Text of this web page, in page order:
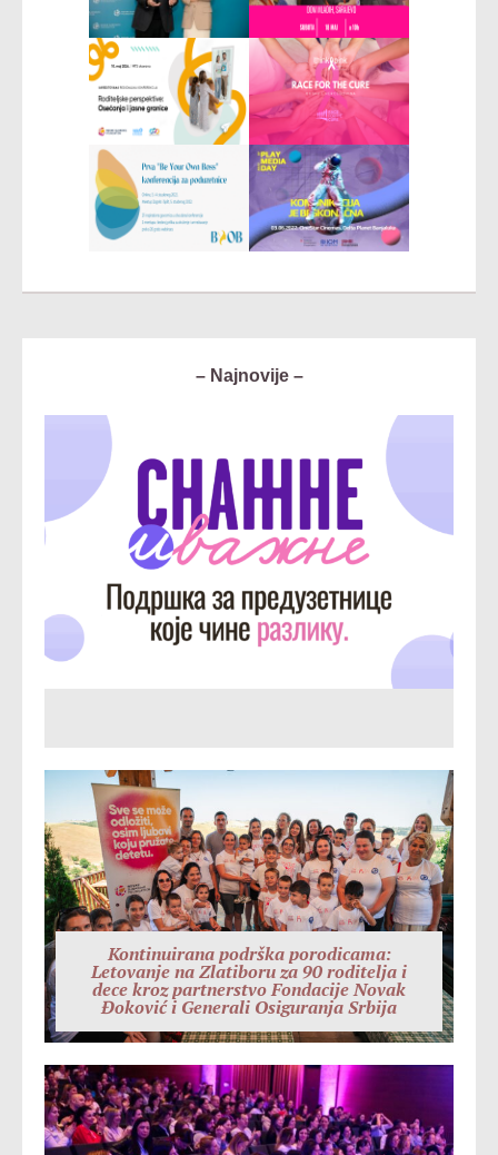
– Najnovije –
Kontinuirana podrška porodicama:
Letovanje na Zlatiboru za 90 roditelja i
dece kroz partnerstvo Fondacije Novak
Đoković i Generali Osiguranja Srbija